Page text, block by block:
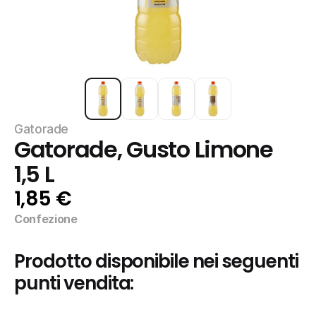
Gatorade
Gatorade, Gusto Limone
1,5 L
1,85 €
Confezione
Prodotto disponibile nei seguenti
punti vendita: